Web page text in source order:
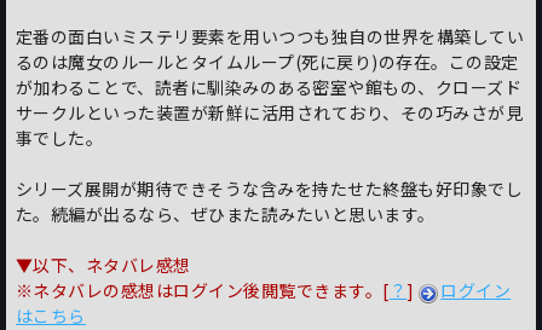
定番の面白いミステリ要素を用いつつも独自の世界を構築してい
るのは魔女のルールとタイムループ(死に戻り)の存在。この設定
が加わることで、読者に馴染みのある密室や館もの、クローズド
サークルといった装置が新鮮に活用されており、その巧みさが見
事でした。
シリーズ展開が期待できそうな含みを持たせた終盤も好印象でし
た。続編が出るなら、ぜひまた読みたいと思います。
▼以下、ネタバレ感想
※ネタバレの感想はログイン後閲覧できます。[ ？ ]
ログイン
はこちら